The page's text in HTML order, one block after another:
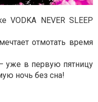
NEVER SLEEP
отмотать время
уже в первую пятницу
ночь без сна!